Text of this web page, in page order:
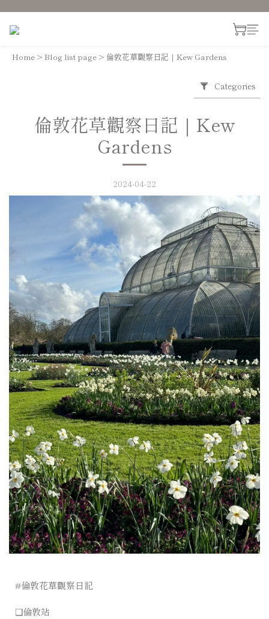
Home > Blog list page > 倫敦花草觀察日記｜Kew Gardens
Categories
倫敦花草觀察日記｜Kew
Gardens
2024-04-22
#倫敦花草觀察日記
❑倫敦站